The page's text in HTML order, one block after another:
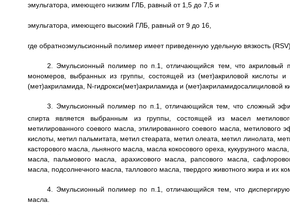
эмульгатора, имеющего низким ГЛБ, равный от 1,5 до 7,5 и
эмульгатора, имеющего высокий ГЛБ, равный от 9 до 16,
где обратноэмульсионный полимер имеет приведенную удельную вязкость
2. Эмульсионный полимер по п.1, отличающийся тем, что акриловый
мономеров, выбранных из группы, состоящей из (мет)акриловой кислоты
(мет)акриламида, N-гидрокси(мет)акриламида и (мет)акриламидосалициловой
3. Эмульсионный полимер по п.1, отличающийся тем, что сложный
спирта является выбранным из группы, состоящей из масел
метилированного соевого масла, этилированного соевого масла, метилового
кислоты, метил пальмитата, метил стеарата, метил олеата, метил линолата,
касторового масла, льняного масла, масла кокосового ореха, кукурузного
масла, пальмового масла, арахисового масла, рапсового масла,
масла, подсолнечного масла, таллового масла, твердого животного жира и их
4. Эмульсионный полимер по п.1, отличающийся тем, что
масла.